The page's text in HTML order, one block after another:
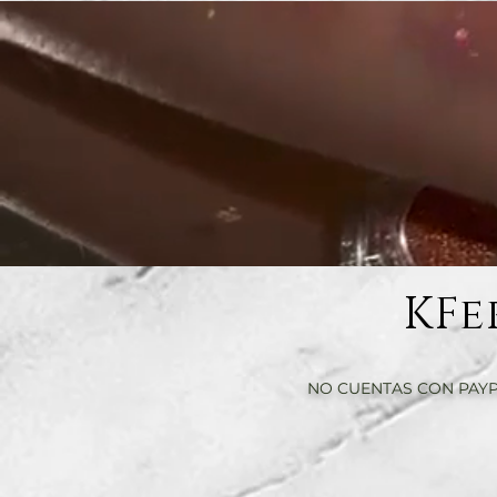
NO CUENTAS CON